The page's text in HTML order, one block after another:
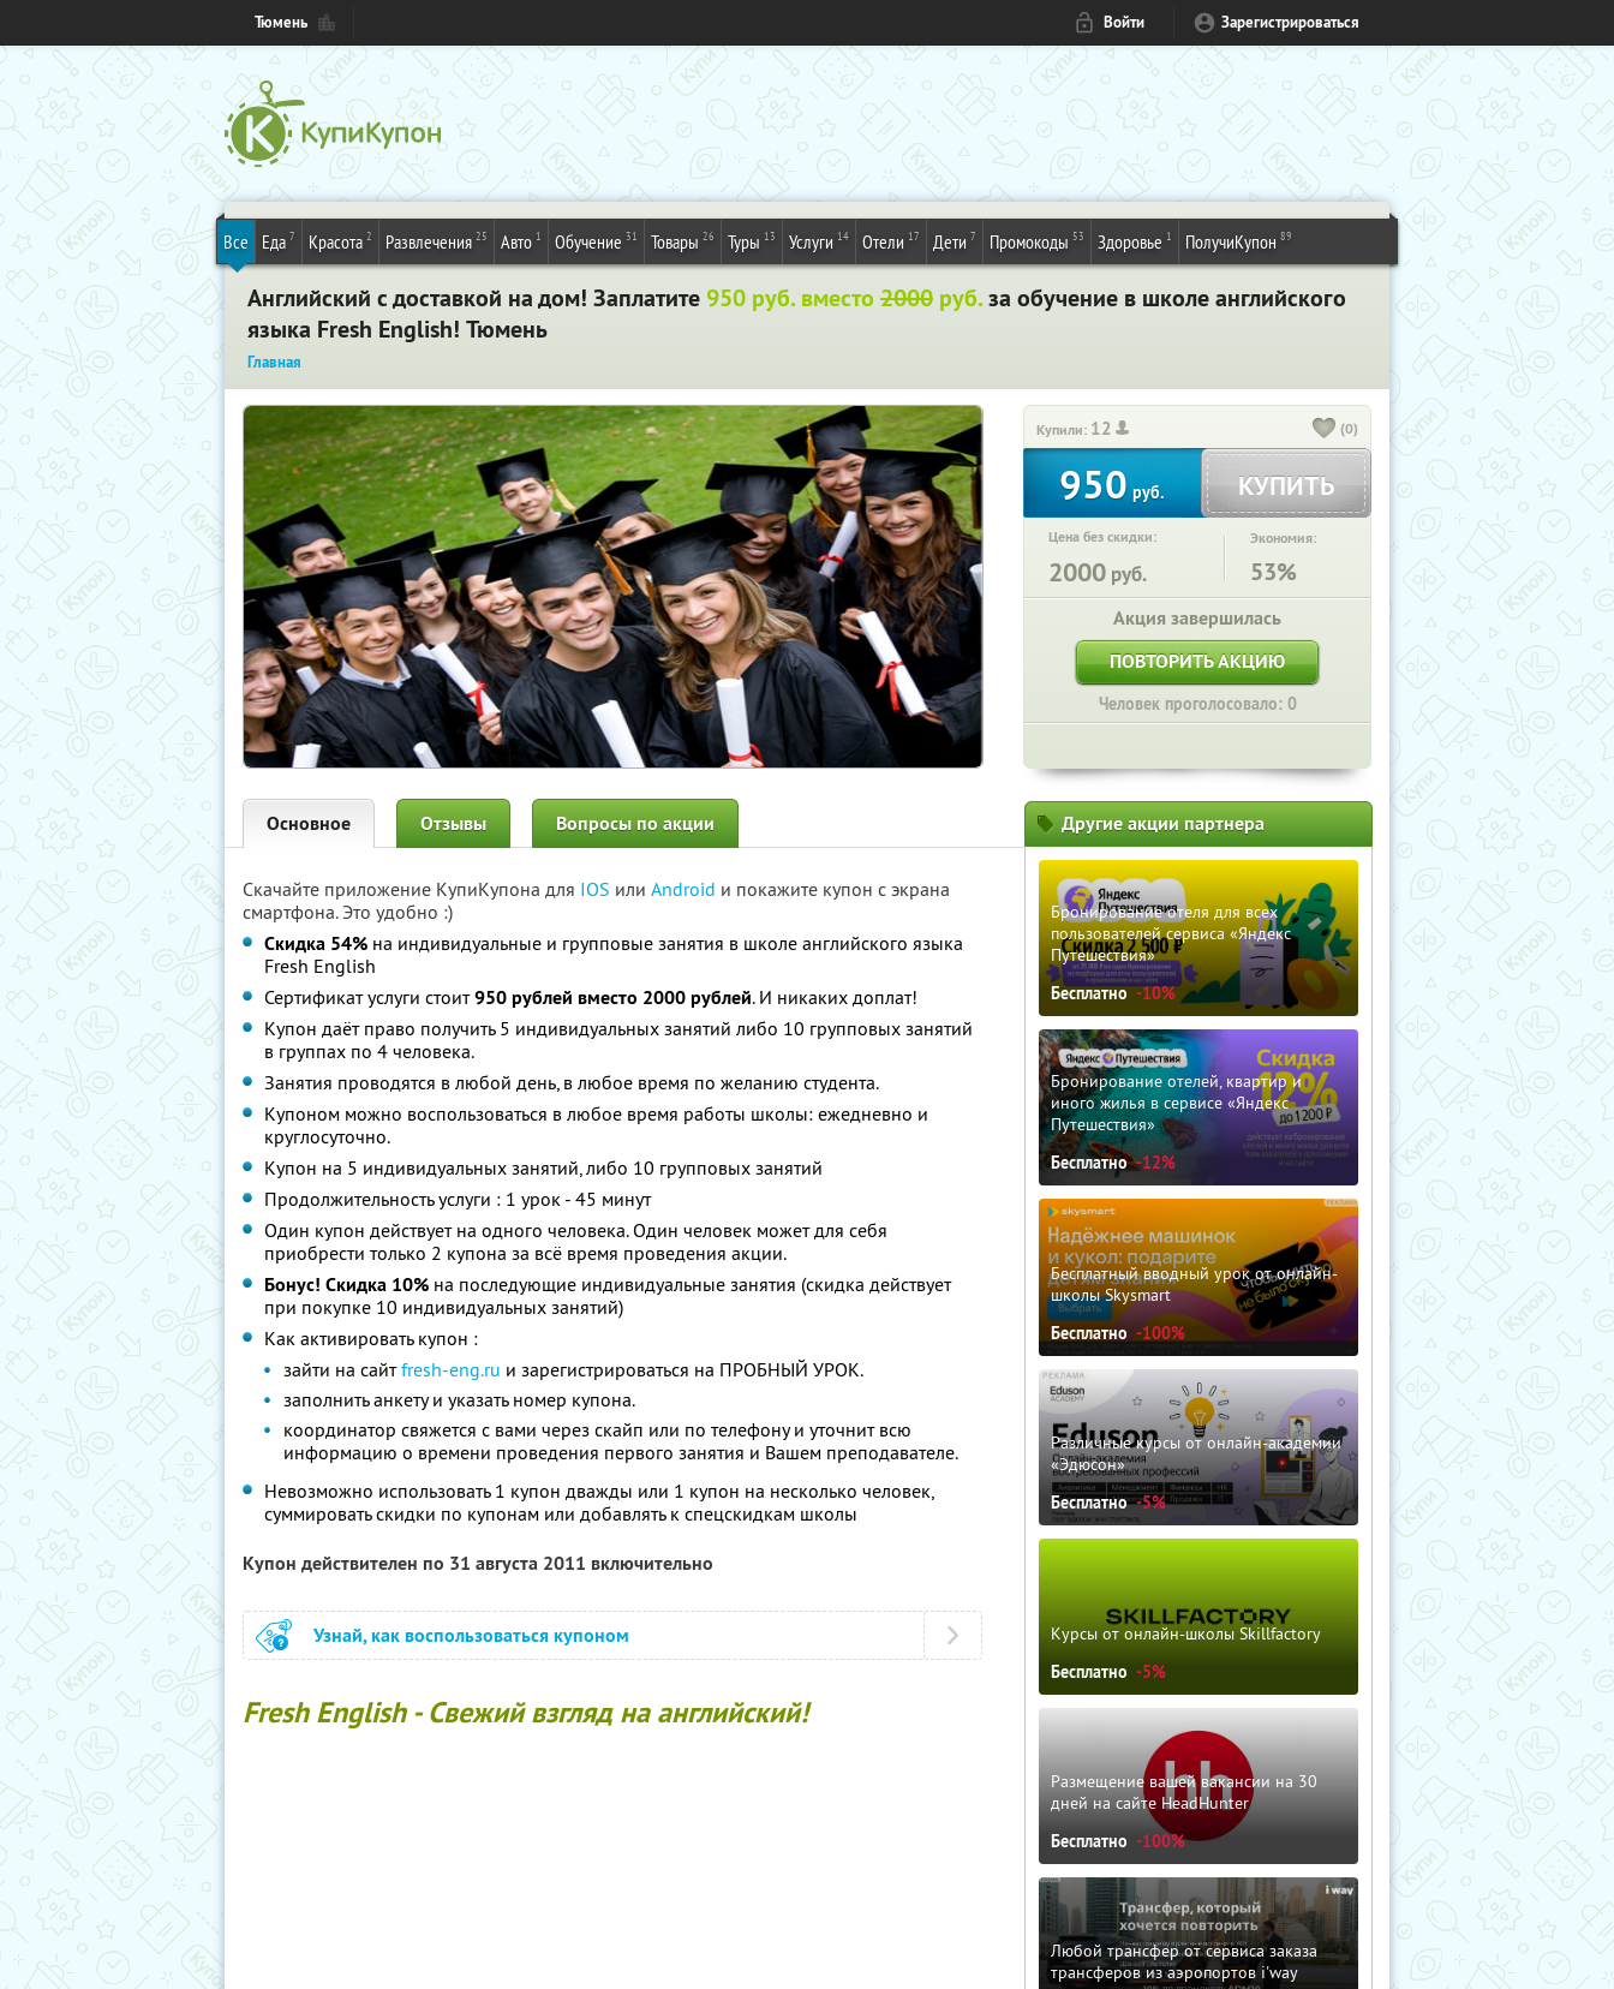
Тюмень Войти Зарегистрироваться
Все Еда 7 Красота 2 Развлечения 25 Авто 1 Обучение 31 Товары 26 Туры 13 Услуги 14 Отели 17 Дети 7 Промокоды 53 Здоровье 1 ПолучиКупон 89
Английский с доставкой на дом! Заплатите 950 руб. вместо 2000 руб.за обучение в школе английского
языка Fresh English! Тюмень
Главная
Купили: 12 (0)
950 руб. КУПИТЬ
Цена без скидки:
2000 руб.
Экономия:
53%
Акция завершилась
ПОВТОРИТЬ АКЦИЮ
Человек проголосовало: 0
Основное Отзывы Вопросы по акции
Скачайте приложение КупиКупона для IOS или Android и покажите купон с экрана
смартфона. Это удобно :)
Скидка 54% на индивидуальные и групповые занятия в школе английского языка
Fresh English
Сертификат услуги стоит950 рублей вместо 2000 рублей. И никаких доплат!
Купон даёт право получить 5 индивидуальных занятий либо 10 групповых занятий
в группах по 4 человека.
Занятия проводятся в любой день, в любое время по желанию студента.
Купоном можно воспользоваться в любое время работы школы: ежедневно и
круглосуточно.
Купон на 5 индивидуальных занятий, либо 10 групповых занятий
Продолжительность услуги : 1 урок - 45 минут
Один купон действует на одного человека. Один человек может для себя
приобрести только 2 купона за всё время проведения акции.
Бонус! Скидка 10% на последующие индивидуальные занятия (скидка действует
при покупке 10 индивидуальных занятий)
Как активировать купон :
зайти на сайтfresh-eng.ru и зарегистрироваться на ПРОБНЫЙ УРОК.
заполнить анкету и указать номер купона.
координатор свяжется с вами через скайп или по телефону и уточнит всю
информацию о времени проведения первого занятия и Вашем преподавателе.
Невозможно использовать 1 купон дважды или 1 купон на несколько человек,
суммировать скидки по купонам или добавлять к спецскидкам школы
Купон действителен по 31 августа 2011 включительно
Узнай, как воспользоваться купоном
Fresh English - Свежий взгляд на английский!
Другие акции партнера
Бронирование отеля для всех
пользователей сервиса «Яндекс
Путешествия»
Бесплатно -10%
Бронирование отелей, квартир и
иного жилья в сервисе «Яндекс
Путешествия»
Бесплатно -12%
Бесплатный вводный урок от онлайн-
школы Skysmart
Бесплатно -100%
Различные курсы от онлайн-академии
«Эдюсон»
Бесплатно -5%
Курсы от онлайн-школы Skillfactory
Бесплатно -5%
Размещение вашей вакансии на 30
дней на сайте HeadHunter
Бесплатно -100%
Любой трансфер от сервиса заказа
трансферов из аэропортов i'way